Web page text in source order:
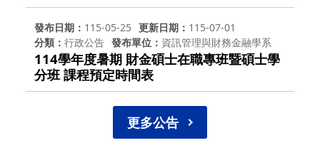
發布日期 115-05-25 更新日期
115-07-01
分類
行政公告 發布單位 資訊管理與財務金融學系
114學年度暑期 財金碩士在職專班暨碩士學
分班 課程預定時間表
更多公告